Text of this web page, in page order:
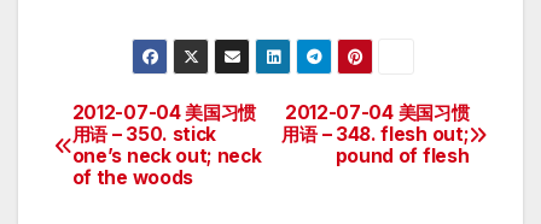
Post
navigation
2012-07-04 美国习惯
用语 – 348. flesh out;
pound of flesh
2012-07-04 美国习惯
用语 – 350. stick
one’s neck out; neck
of the woods